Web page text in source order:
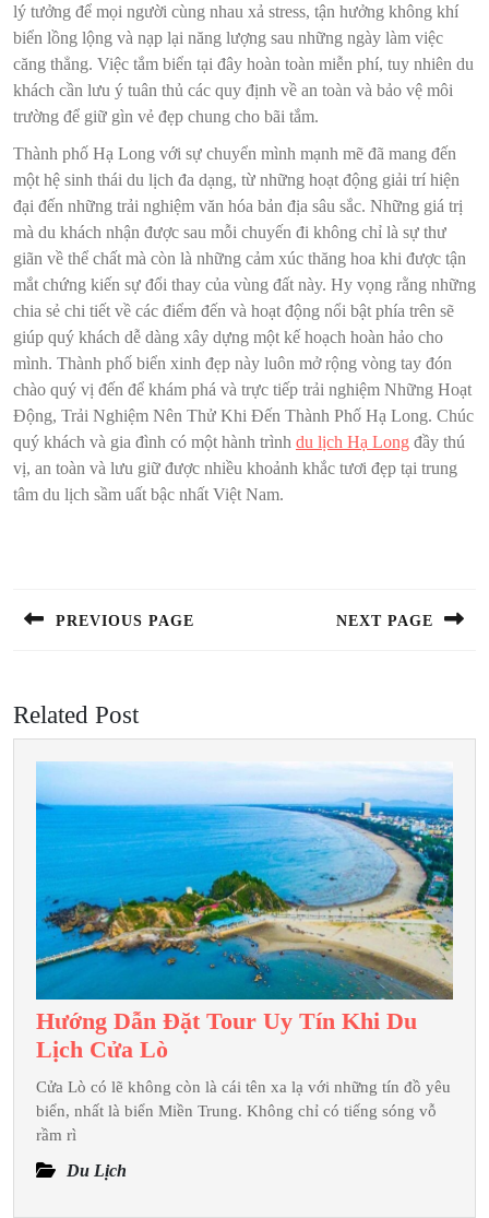
lý tưởng để mọi người cùng nhau xả stress, tận hưởng không khí
biển lồng lộng và nạp lại năng lượng sau những ngày làm việc
căng thẳng. Việc tắm biển tại đây hoàn toàn miễn phí, tuy nhiên du
khách cần lưu ý tuân thủ các quy định về an toàn và bảo vệ môi
trường để giữ gìn vẻ đẹp chung cho bãi tắm.
Thành phố Hạ Long với sự chuyển mình mạnh mẽ đã mang đến
một hệ sinh thái du lịch đa dạng, từ những hoạt động giải trí hiện
đại đến những trải nghiệm văn hóa bản địa sâu sắc. Những giá trị
mà du khách nhận được sau mỗi chuyến đi không chỉ là sự thư
giãn về thể chất mà còn là những cảm xúc thăng hoa khi được tận
mắt chứng kiến sự đổi thay của vùng đất này. Hy vọng rằng những
chia sẻ chi tiết về các điểm đến và hoạt động nổi bật phía trên sẽ
giúp quý khách dễ dàng xây dựng một kế hoạch hoàn hảo cho
mình. Thành phố biển xinh đẹp này luôn mở rộng vòng tay đón
chào quý vị đến để khám phá và trực tiếp trải nghiệm Những Hoạt
Động, Trải Nghiệm Nên Thử Khi Đến Thành Phố Hạ Long. Chúc
quý khách và gia đình có một hành trình du lịch Hạ Long đầy thú
vị, an toàn và lưu giữ được nhiều khoảnh khắc tươi đẹp tại trung
tâm du lịch sầm uất bậc nhất Việt Nam.
bài
PREVIOUS PAGE NEXT PAGE
Related Post
Hướng Dẫn Đặt Tour Uy Tín Khi Du
Lịch Cửa Lò
Dẫn
Đặt
Cửa Lò có lẽ không còn là cái tên xa lạ với những tín đồ yêu
biển, nhất là biển Miền Trung. Không chỉ có tiếng sóng vỗ
rầm rì
Du Lịch